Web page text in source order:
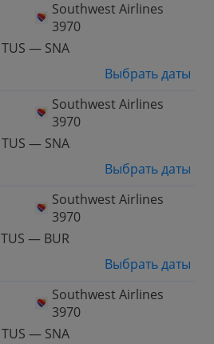
Southwest Airlines
3970
TUS — SNA
Выбрать даты
Southwest Airlines
3970
TUS — SNA
Выбрать даты
Southwest Airlines
3970
TUS — BUR
Выбрать даты
Southwest Airlines
3970
TUS — SNA